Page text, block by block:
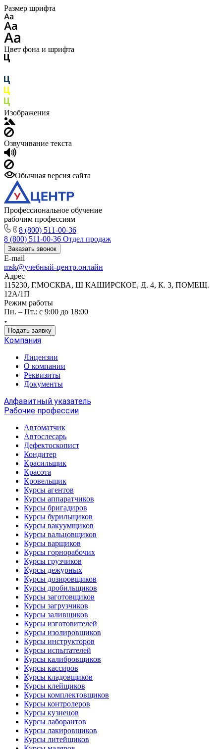
Размер шрифта
Цвет фона и шрифта
Изображения
Озвучивание текста
Обычная версия сайта
Профессиональное обучение
рабочим профессиям
8 (800) 511-00-36
8 (800) 511-00-36 Отдел продаж
Заказать звонок
E-mail
msk@учебный-центр.онлайн
Адрес
115230, Г.МОСКВА, Ш КАШИРСКОЕ, Д. 4, К. 3, ПОМЕЩ.
12А/1П
Режим работы
Пн. – Пт.: с 9:00 до 18:00
Подать заявку
Компания
Лицензии
О компании
Реквизиты
Документы
Алфавитный указатель
Рабочие профессии
Автоматчик
Автослесарь
Дефектоскопист
Кондитер
Красильщик
Красота
Кровельщик
Курсы агентов
Курсы аппаратчиков
Курсы бригадиров
Курсы бурильщиков
Курсы вакуумщиков
Курсы вальцовщиков
Курсы варщиков
Курсы горнорабочих
Курсы грузчиков
Курсы дежурных
Курсы дозировщиков
Курсы дробильщиков
Курсы заготовщиков
Курсы загрузчиков
Курсы заливщиков
Курсы изготовителей
Курсы изолировщиков
Курсы инструкторов
Курсы испытателей
Курсы калибровщиков
Курсы кассиров
Курсы кладовщиков
Курсы клейщиков
Курсы комплектовщиков
Курсы контролеров
Курсы кузнецов
Курсы лаборантов
Курсы лакировщиков
Курсы литейщиков